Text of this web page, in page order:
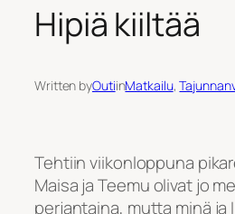
Hipiä kiiltää
Written byOutiinMatkailu,
Tehtiin viikonloppuna
Maisa ja Teemu olivat jo
perjantaina, mutta minä ja